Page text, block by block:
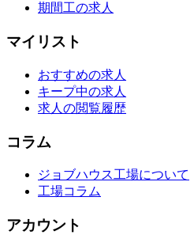
期間工の求人
マイリスト
おすすめの求人
キープ中の求人
求人の閲覧履歴
コラム
ジョブハウス工場について
工場コラム
アカウント